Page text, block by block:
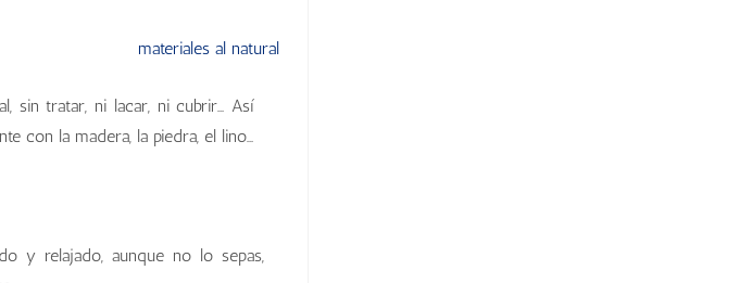
sin tratar, ni lacar, ni cubrir… Así
con la madera, la piedra, el lino…
y relajado, aunque no lo sepas,